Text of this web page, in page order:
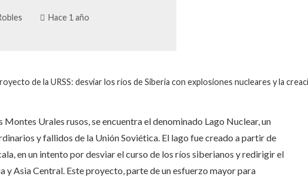
Hace 1 año
de la URSS: desviar los ríos de Siberia con explosiones nucleares y la
Urales rusos, se encuentra el denominado Lago Nuclear, un
y fallidos de la Unión Soviética. El lago fue creado a partir de
en un intento por desviar el curso de los ríos siberianos y redirigir el
y Asia Central. Este proyecto, parte de un esfuerzo mayor para